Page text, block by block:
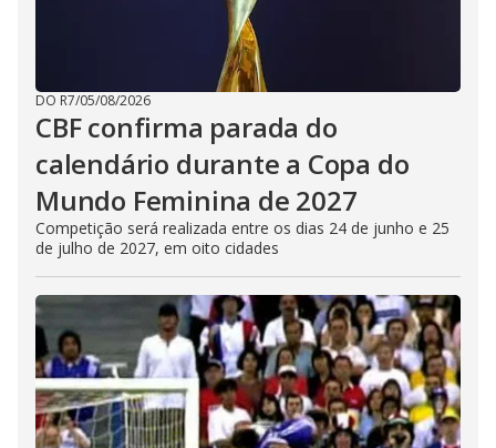
DO R7/05/08/2026
CBF confirma parada do
calendário durante a Copa do
Mundo Feminina de 2027
Competição será realizada entre os dias 24 de junho e 25
de julho de 2027, em oito cidades